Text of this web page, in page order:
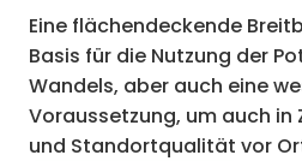
Eine flächendeckende
Basis für die Nutzung der
Wandels, aber auch eine
Voraussetzung, um auch in
und Standortqualität vor